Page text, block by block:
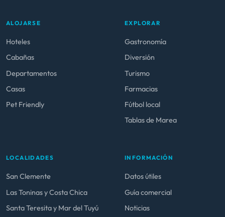
ALOJARSE
Hoteles
Cabañas
Departamentos
Casas
Pet Friendly
EXPLORAR
Gastronomía
Diversión
Turismo
Farmacias
Fútbol local
Tablas de Marea
LOCALIDADES
San Clemente
Las Toninas y Costa Chica
Santa Teresita y Mar del Tuyú
INFORMACIÓN
Datos útiles
Guía comercial
Noticias